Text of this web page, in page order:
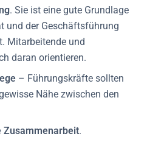
. Sie ist eine gute Grundlage
und der Geschäftsführung
Mitarbeitende und
daran orientieren.
– Führungskräfte sollten
Nähe zwischen den
Zusammenarbeit.